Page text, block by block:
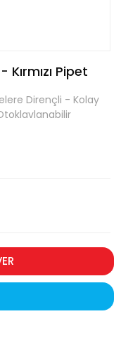
Pipet
Dirençli - Kolay